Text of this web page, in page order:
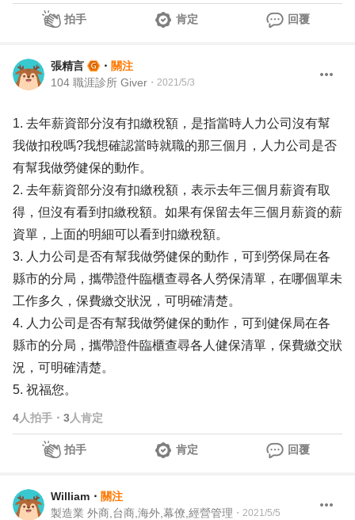
拍手 肯定 回覆
張精言 ・ 關注
104 職涯診所 Giver ・ 2021/5/3
1. 去年薪資部分沒有扣繳稅額，是指當時人力公司沒有幫
我做扣稅嗎?我想確認當時就職的那三個月，人力公司是否
有幫我做勞健保的動作。
2. 去年薪資部分沒有扣繳稅額，表示去年三個月薪資有取
得，但沒有看到扣繳稅額。如果有保留去年三個月薪資的薪
資單，上面的明細可以看到扣繳稅額。
3. 人力公司是否有幫我做勞健保的動作，可到勞保局在各
縣市的分局，攜帶證件臨櫃查尋各人勞保清單，在哪個單未
工作多久，保費繳交狀況，可明確清楚。
4. 人力公司是否有幫我做勞健保的動作，可到健保局在各
縣市的分局，攜帶證件臨櫃查尋各人健保清單，保費繳交狀
況，可明確清楚。
5. 祝福您。
4人拍手 ・ 3人肯定
拍手 肯定 回覆
William ・ 關注
製造業 外商,台商,海外,幕僚,經營管理 ・ 2021/5/5